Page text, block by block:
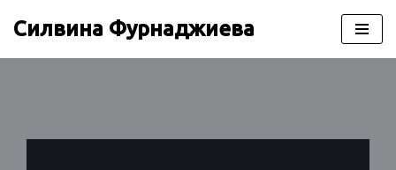
Силвина Фурнаджиева